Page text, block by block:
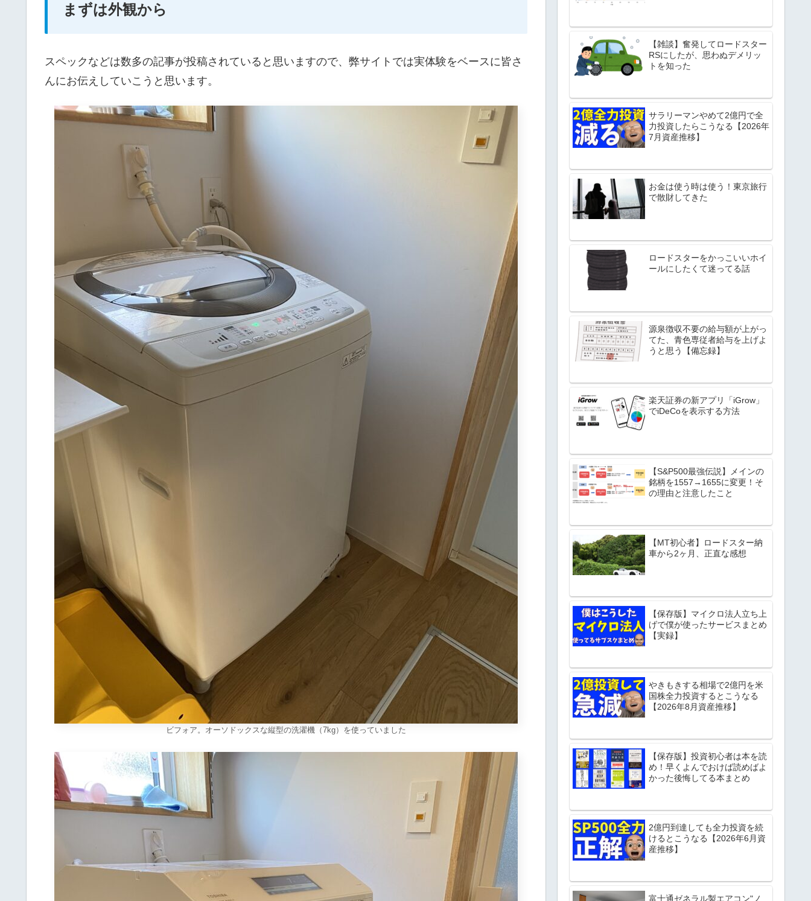
まずは外観から
スペックなどは数多の記事が投稿されていると思いますので、弊サイトでは実体験をベースに皆さ
んにお伝えしていこうと思います。
ビフォア。オーソドックスな縦型の洗濯機（7kg）を使っていました
【雑談】奮発してロードスター
RSにしたが、思わぬデメリッ
トを知った
サラリーマンやめて2億円で全
力投資したらこうなる【2026年
7月資産推移】
お金は使う時は使う！東京旅行
で散財してきた
ロードスターをかっこいいホイ
ールにしたくて迷ってる話
源泉徴収不要の給与額が上がっ
てた、青色専従者給与を上げよ
うと思う【備忘録】
楽天証券の新アプリ「iGrow」
でiDeCoを表示する方法
【S&P500最強伝説】メインの
銘柄を1557→1655に変更！そ
の理由と注意したこと
【MT初心者】ロードスター納
車から2ヶ月、正直な感想
【保存版】マイクロ法人立ち上
げで僕が使ったサービスまとめ
【実録】
やきもきする相場で2億円を米
国株全力投資するとこうなる
【2026年8月資産推移】
【保存版】投資初心者は本を読
め！早くよんでおけば読めばよ
かった後悔してる本まとめ
2億円到達しても全力投資を続
けるとこうなる【2026年6月資
産推移】
富士通ゼネラル製エアコン"ノ